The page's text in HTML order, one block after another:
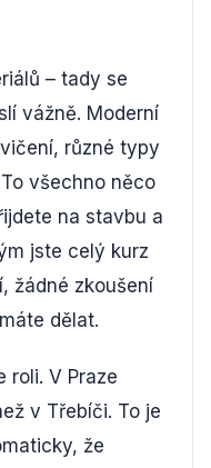
– tady se
vážně. Moderní
různé typy
všechno něco
na stavbu a
jste celý kurz
žádné zkoušení
dělat.
roli. V Praze
v Třebíči. To je
že